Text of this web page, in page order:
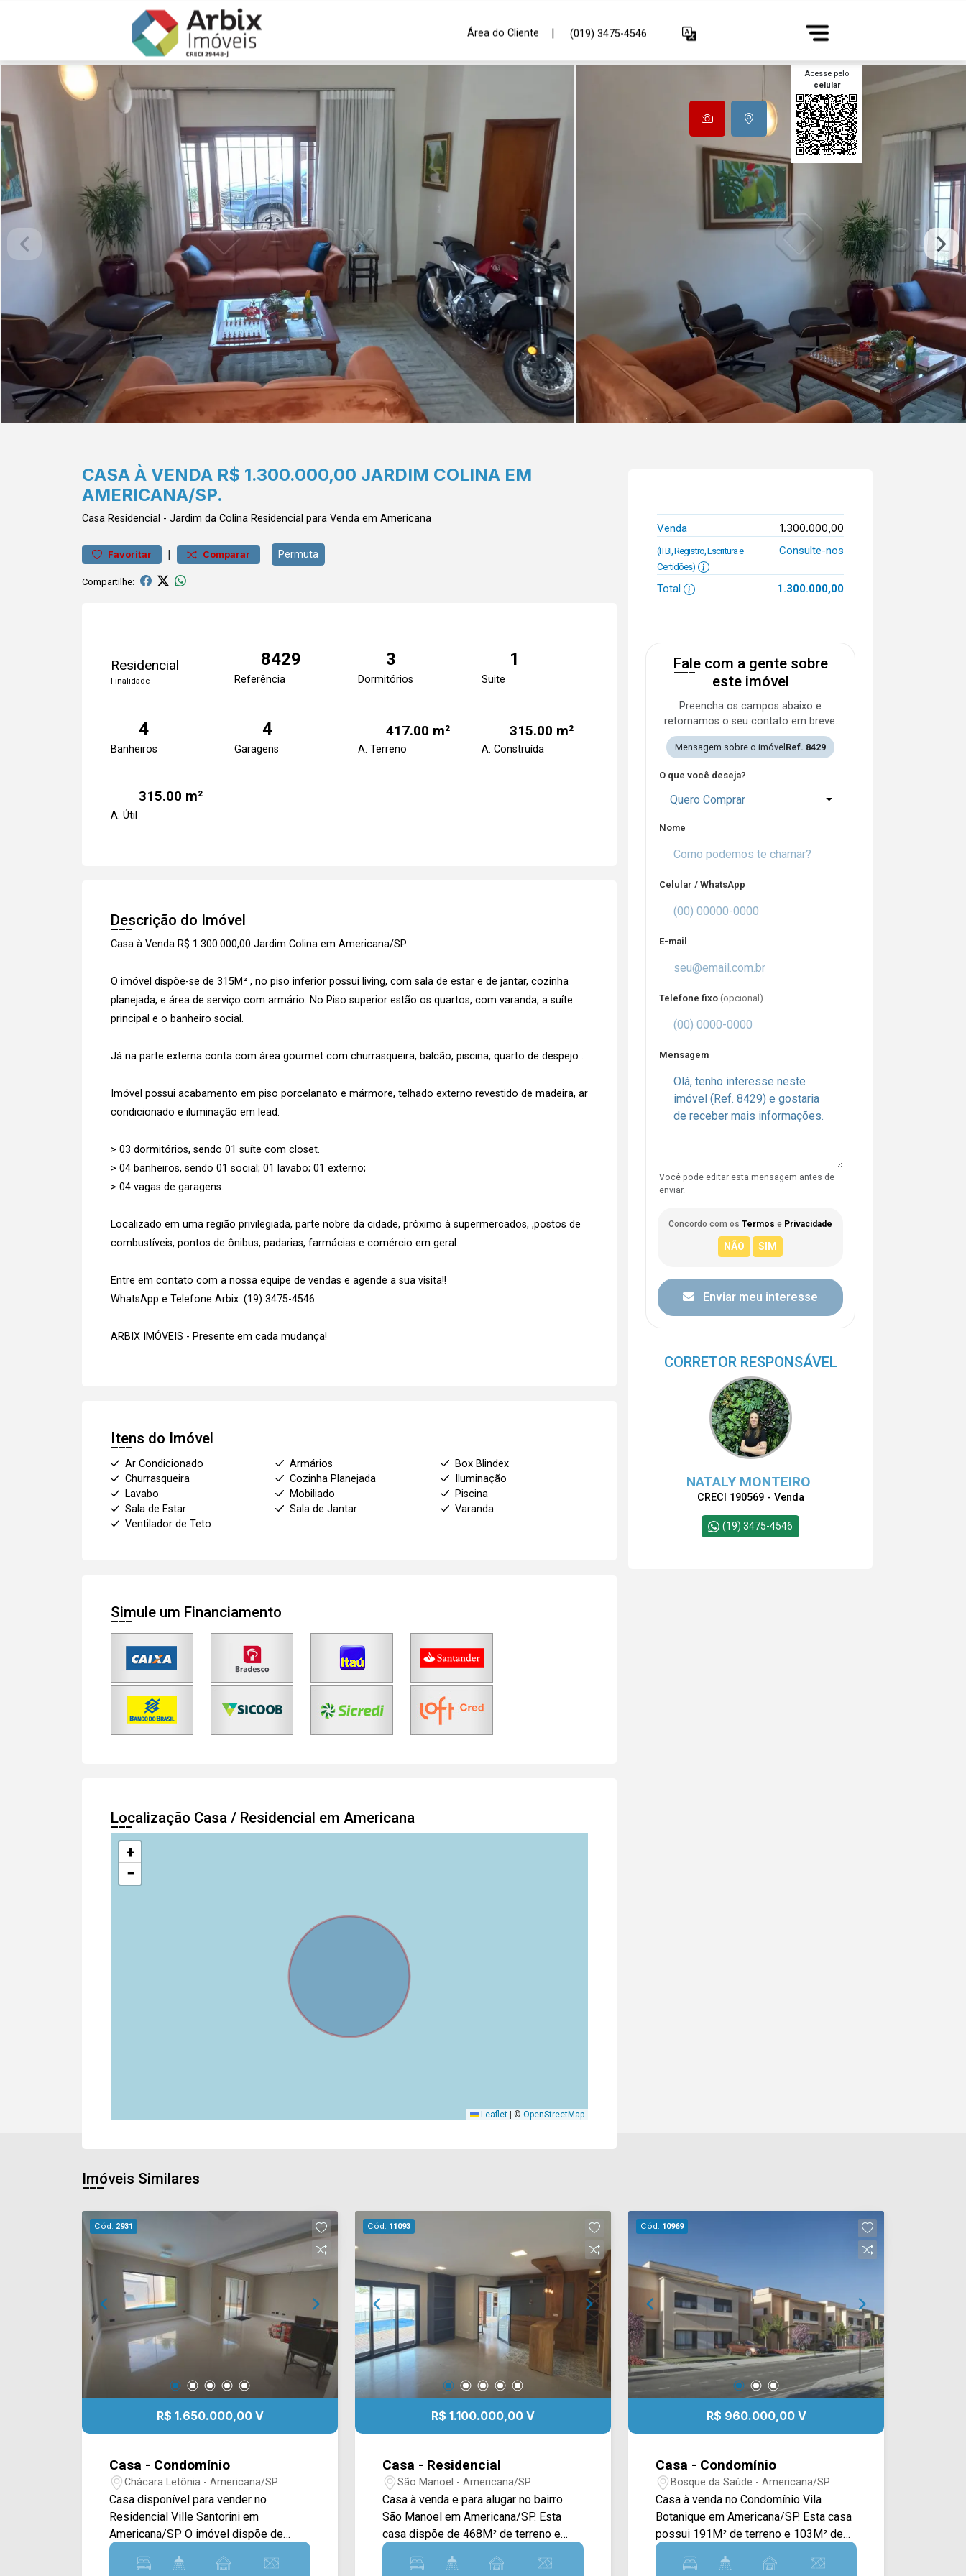
Área do Cliente | (019) 3475-4546
Acesse pelo
celular
CASA À VENDA R$ 1.300.000,00 JARDIM COLINA EM
AMERICANA/SP.
Casa Residencial - Jardim da Colina Residencial para Venda em Americana
Favoritar | Comparar Permuta
Compartilhe:
Residencial
Finalidade
8429
Referência
3
Dormitórios
1
Suite
4
Banheiros
4
Garagens
417.00 m²
A. Terreno
315.00 m²
A. Construída
315.00 m²
A. Útil
Descrição do Imóvel
Casa à Venda R$ 1.300.000,00 Jardim Colina em Americana/SP.
O imóvel dispõe-se de 315M² , no piso inferior possui living, com sala de estar e de jantar, cozinha
planejada, e área de serviço com armário. No Piso superior estão os quartos, com varanda, a suíte
principal e o banheiro social.
Já na parte externa conta com área gourmet com churrasqueira, balcão, piscina, quarto de despejo .
Imóvel possui acabamento em piso porcelanato e mármore, telhado externo revestido de madeira, ar
condicionado e iluminação em lead.
> 03 dormitórios, sendo 01 suíte com closet.
> 04 banheiros, sendo 01 social; 01 lavabo; 01 externo;
> 04 vagas de garagens.
Localizado em uma região privilegiada, parte nobre da cidade, próximo à supermercados, ,postos de
combustíveis, pontos de ônibus, padarias, farmácias e comércio em geral.
Entre em contato com a nossa equipe de vendas e agende a sua visita!!
WhatsApp e Telefone Arbix: (19) 3475-4546
ARBIX IMÓVEIS - Presente em cada mudança!
Itens do Imóvel
Ar Condicionado Armários
Box Blindex
Churrasqueira
Cozinha Planejada
Iluminação
Lavabo
Mobiliado
Piscina
Sala de Estar
Sala de Jantar
Varanda
Ventilador de Teto
Simule um Financiamento
Localização Casa / Residencial em Americana
+
−
Leaflet | © OpenStreetMap
Venda 1.300.000,00
(ITBI, Registro, Escritura e
Certidões)
Consulte-nos
Total 1.300.000,00
Fale com a gente sobre
este imóvel
Preencha os campos abaixo e
retornamos o seu contato em breve.
Mensagem sobre o imóvel Ref. 8429
O que você deseja?
Quero Comprar
Nome
Celular / WhatsApp
E-mail
Telefone fixo (opcional)
Mensagem
Você pode editar esta mensagem antes de
enviar.
Concordo com os Termos e Privacidade
Enviar meu interesse
CORRETOR RESPONSÁVEL
NATALY MONTEIRO
CRECI 190569 - Venda
(19) 3475-4546
Imóveis Similares
Cód. 2931
R$ 1.650.000,00 V
Casa - Condomínio
Chácara Letônia - Americana/SP
Casa disponível para vender no
Residencial Ville Santorini em
Americana/SP O imóvel dispõe de
395M² distribuídos em sala de estar e
de jantar, cozinha planejada, área
Cód. 11093
R$ 1.100.000,00 V
Casa - Residencial
São Manoel - Americana/SP
Casa à venda e para alugar no bairro
São Manoel em Americana/SP. Esta
casa dispõe de 468M² de terreno e
257M² de construção, oferecendo
ampla sala de estar e de jantar
Cód. 10969
R$ 960.000,00 V
Casa - Condomínio
Bosque da Saúde - Americana/SP
Casa à venda no Condomínio Vila
Botanique em Americana/SP. Esta casa
possui 191M² de terreno e 103M² de
construção, oferecendo ampla sala de
estar e de jantar integradas, cozinha,